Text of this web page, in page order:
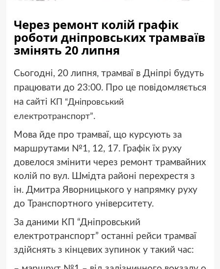
Через ремонт колій графік
роботи дніпровських трамваїв
змінять 20 липня
Сьогодні, 20 липня, трамваї в Дніпрі будуть
працювати до 23:00. Про це повідомляється
на сайті КП “Дніпровський
електротранспорт”.
Мова йде про трамваї, що курсують за
маршрутами №1, 12, 17. Графік їх руху
довелося змінити через ремонт трамвайних
колій по вул. Шмідта районі перехрестя з
ін. Дмитра Яворницького у напрямку руху
до Транспортного університету.
За даними КП “Дніпровський
електротранспорт” останні рейси трамваї
здійснять з кінцевих зупинок у такий час: